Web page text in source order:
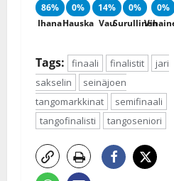
86%
Ihana
0%
Hauska
14%
Vau
0%
Surullinen
0%
Tags: finaali finalistit
jari
sakselin
seinäjoen
tangomarkkinat
semifinaali
tangofinalisti
tangoseniori